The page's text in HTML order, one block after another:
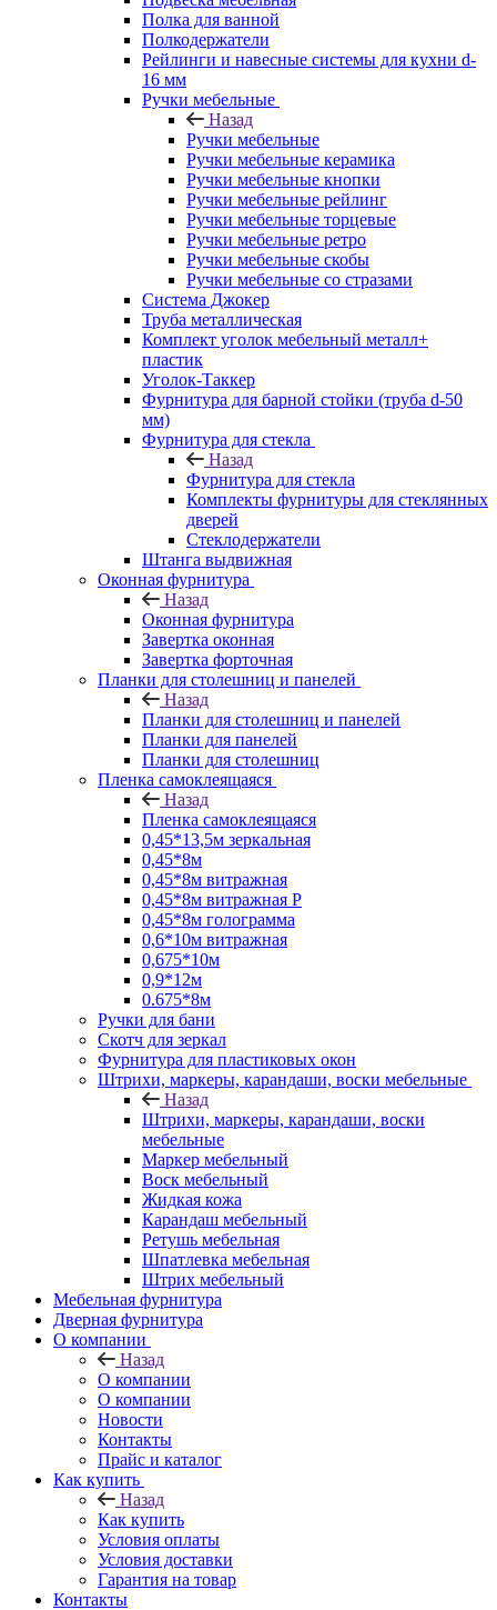
Полка для ванной
Полкодержатели
Рейлинги и навесные системы для кухни d-
16 мм
Ручки мебельные
Назад
Ручки мебельные
Ручки мебельные керамика
Ручки мебельные кнопки
Ручки мебельные рейлинг
Ручки мебельные торцевые
Ручки мебельные ретро
Ручки мебельные скобы
Ручки мебельные со стразами
Система Джокер
Труба металлическая
Комплект уголок мебельный металл+
пластик
Уголок-Таккер
Фурнитура для барной стойки (труба d-50
мм)
Фурнитура для стекла
Назад
Фурнитура для стекла
Комплекты фурнитуры для стеклянных
дверей
Стеклодержатели
Штанга выдвижная
Оконная фурнитура
Назад
Оконная фурнитура
Завертка оконная
Завертка форточная
Планки для столешниц и панелей
Назад
Планки для столешниц и панелей
Планки для панелей
Планки для столешниц
Пленка самоклеящаяся
Назад
Пленка самоклеящаяся
0,45*13,5м зеркальная
0,45*8м
0,45*8м витражная
0,45*8м витражная Р
0,45*8м голограмма
0,6*10м витражная
0,675*10м
0,9*12м
0.675*8м
Ручки для бани
Скотч для зеркал
Фурнитура для пластиковых окон
Штрихи, маркеры, карандаши, воски мебельные
Назад
Штрихи, маркеры, карандаши, воски
мебельные
Маркер мебельный
Воск мебельный
Жидкая кожа
Карандаш мебельный
Ретушь мебельная
Шпатлевка мебельная
Штрих мебельный
Мебельная фурнитура
Дверная фурнитура
О компании
Назад
О компании
О компании
Новости
Контакты
Прайс и каталог
Как купить
Назад
Как купить
Условия оплаты
Условия доставки
Гарантия на товар
Контакты